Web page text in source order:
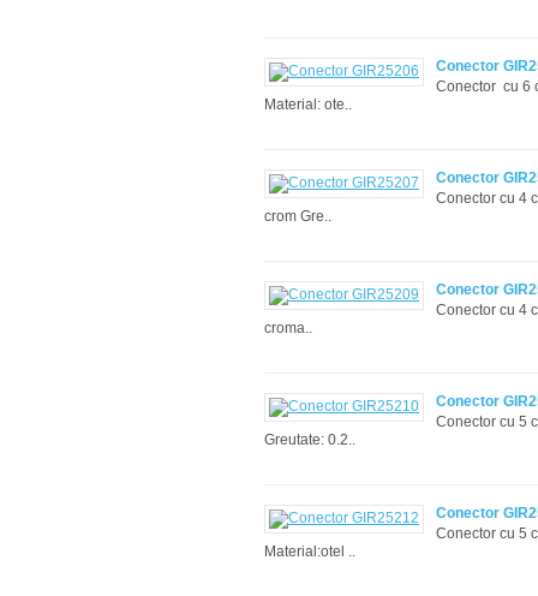
Conector
Conector cu 6
Material: ote..
Conector
Conector cu 4
crom Gre..
Conector
Conector cu 4
croma..
Conector
Conector cu 5
Greutate: 0.2..
Conector
Conector cu 5
Material:otel ..